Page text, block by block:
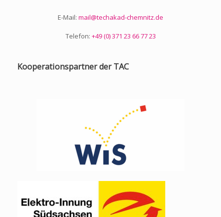
E-Mail: mail@techakad-chemnitz.de
Telefon: +49 (0) 371 23 66 77 23
Kooperationspartner der TAC